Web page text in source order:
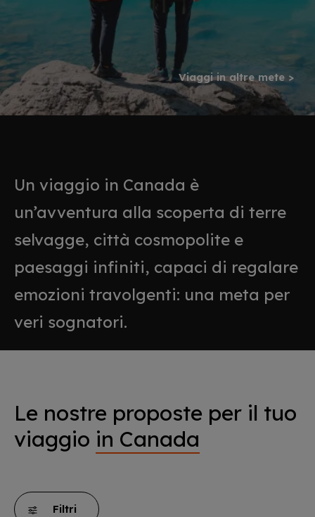
Viaggi in altre mete >
Un viaggio in Canada è
un’avventura alla scoperta di terre
selvagge, città cosmopolite e
paesaggi infiniti, capaci di regalare
emozioni travolgenti: una meta per
veri sognatori.
Le nostre proposte per il tuo
viaggio in Canada
Filtri